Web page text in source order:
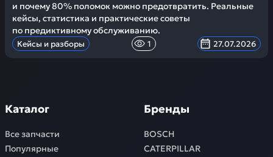
и почему 80% поломок можно предотвратить. Реальные
кейсы, статистика и практические советы
по предиктивному обслуживанию.
Кейсы и разборы 1 27.07.2026
Каталог
Все запчасти
Популярные
Бренды
BOSCH
CATERPILLAR